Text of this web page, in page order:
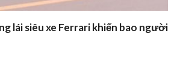
lái siêu xe Ferrari khiến bao người